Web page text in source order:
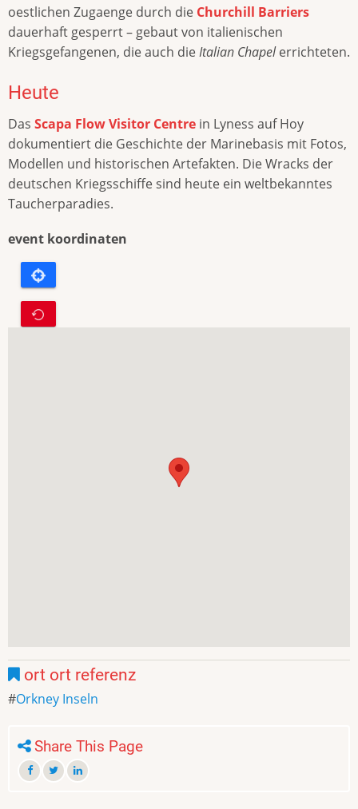
oestlichen Zugaenge durch die Churchill Barriers
dauerhaft gesperrt – gebaut von italienischen
Kriegsgefangenen, die auch dieItalian Chapelerrichteten.
Heute
Das Scapa Flow Visitor Centre in Lyness auf Hoy
dokumentiert die Geschichte der Marinebasis mit Fotos,
Modellen und historischen Artefakten. Die Wracks der
deutschen Kriegsschiffe sind heute ein weltbekanntes
Taucherparadies.
event koordinaten
ort ort referenz
Orkney Inseln
Share This Page